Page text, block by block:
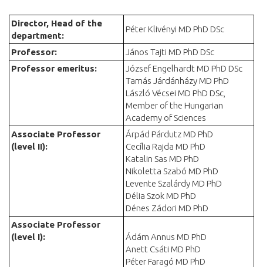
Director, Head of the
department:
Péter Klivényi MD PhD DSc
Professor:
János Tajti MD PhD DSc
Professor emeritus:
József Engelhardt MD PhD DSc
Tamás Járdánházy MD PhD
László Vécsei MD PhD DSc,
Member of the Hungarian
Academy of Sciences
Associate Professor
(level II):
Árpád Párdutz MD PhD
Cecília Rajda MD PhD
Katalin Sas MD PhD
Nikoletta Szabó MD PhD
Levente Szalárdy MD PhD
Délia Szok MD PhD
Dénes Zádori MD PhD
Associate Professor
(level I):
Ádám Annus MD PhD
Anett Csáti MD PhD
Péter Faragó MD PhD